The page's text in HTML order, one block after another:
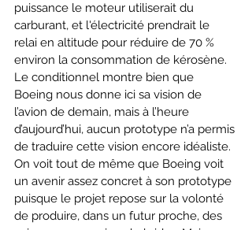
puissance le moteur utiliserait du
carburant, et l'électricité prendrait le
relai en altitude pour réduire de 70 %
environ la consommation de kérosène.
Le conditionnel montre bien que
Boeing nous donne ici sa vision de
l’avion de demain, mais à l’heure
d’aujourd’hui, aucun prototype n’a permis
de traduire cette vision encore idéaliste.
On voit tout de même que Boeing voit
un avenir assez concret à son prototype
puisque le projet repose sur la volonté
de produire, dans un futur proche, des